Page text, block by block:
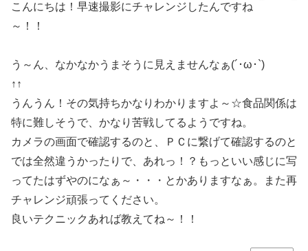
こんにちは！早速撮影にチャレンジしたんですね
～！！
う～ん、なかなかうまそうに見えませんなぁ(´･ω･`)
↑↑
うんうん！その気持ちかなりわかりますよ～☆食品関係は
特に難しそうで、かなり苦戦してるようですね。
カメラの画面で確認するのと、ＰＣに繋げて確認するのと
では全然違うかったりで、あれっ！？もっといい感じに写
ってたはずやのになぁ～・・・とかありますなぁ。また再
チャレンジ頑張ってください。
良いテクニックあれば教えてね～！！